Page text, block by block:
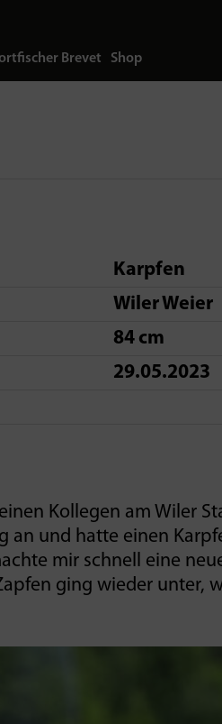
Brevet Shop
Karpfen
Wiler Weier
84 cm
29.05.2023
Kollegen am Wiler
und hatte einen
mir schnell eine
ging wieder unter,